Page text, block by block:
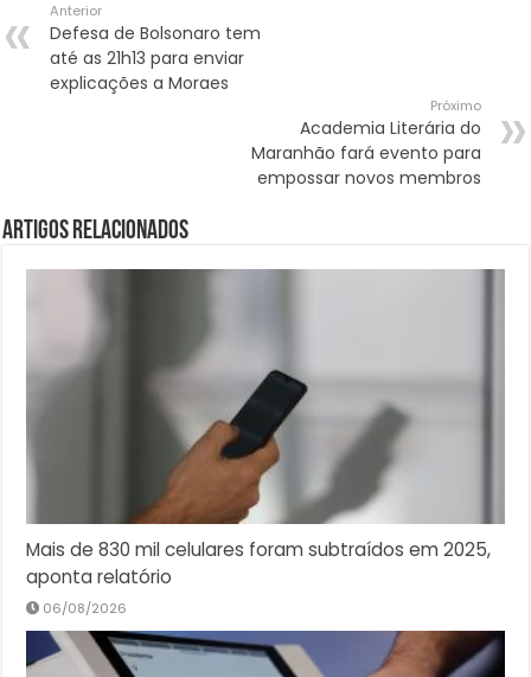
Anterior
Defesa de Bolsonaro tem
até as 21h13 para enviar
explicações a Moraes
Próximo
Academia Literária do
Maranhão fará evento para
empossar novos membros
Artigos Relacionados
Mais de 830 mil celulares foram subtraídos em 2025,
aponta relatório
06/08/2026